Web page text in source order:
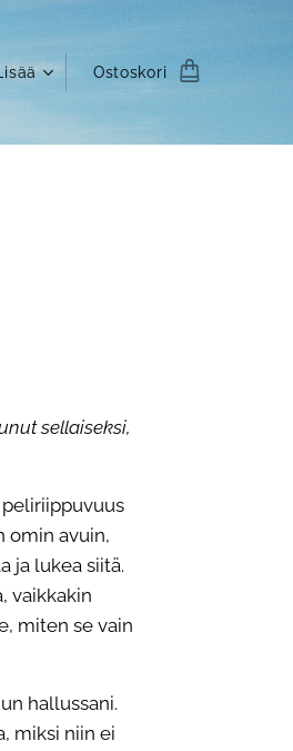
Lisää Ostoskori
sellaiseksi,
omin avuin,
ja lukea siitä.
vaikkakin
miten se vain
hallussani.
miksi niin ei